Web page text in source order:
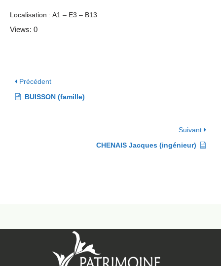
Localisation : A1 – E3 – B13
Views: 0
Précédent
BUISSON (famille)
Suivant
CHENAIS Jacques (ingénieur)